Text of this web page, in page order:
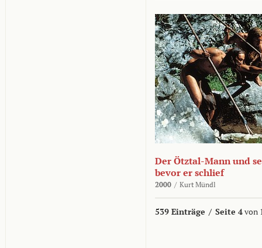
Der Ötztal-Mann und
bevor er schlief
2000 / Kurt Mündl
539 Einträge / Seite 4von